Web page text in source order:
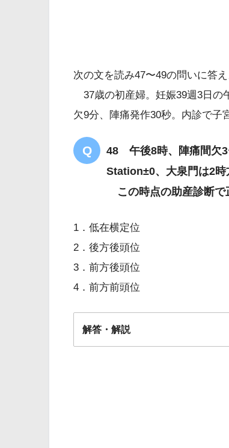
子宮口6cm開大
次の文を読み47〜49の問いに答え
37歳の初産婦。妊娠39週3日の
欠9分、陣痛発作30秒。内診で子
48 午後8時、陣痛間欠3
Station±0、大泉門は2時
この時点の助産診断で
1．低在横定位
2．後方後頭位
3．前方後頭位
4．前方前頭位
解答・解説